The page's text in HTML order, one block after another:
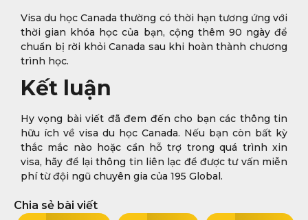
Visa du học Canada thường có thời hạn tương ứng với
thời gian khóa học của bạn, cộng thêm 90 ngày để
chuẩn bị rời khỏi Canada sau khi hoàn thành chương
trình học.
Kết luận
Hy vọng bài viết đã đem đến cho bạn các thông tin
hữu ích về visa du học Canada. Nếu bạn còn bất kỳ
thắc mắc nào hoặc cần hỗ trợ trong quá trình xin
visa, hãy để lại thông tin liên lạc để được tư vấn miễn
phí từ đội ngũ chuyên gia của 195 Global.
Chia sẻ bài viết